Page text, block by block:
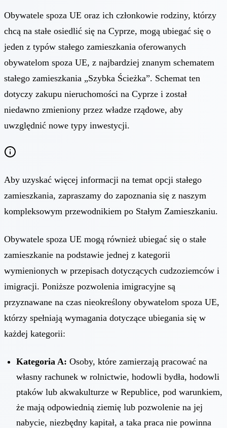
Obywatele spoza UE oraz ich członkowie rodziny, którzy
chcą na stałe osiedlić się na Cyprze, mogą ubiegać się o
jeden z typów stałego zamieszkania oferowanych
obywatelom spoza UE, z najbardziej znanym schematem
stałego zamieszkania „Szybka Ścieżka”. Schemat ten
dotyczy zakupu nieruchomości na Cyprze i został
niedawno zmieniony przez władze rządowe, aby
uwzględnić nowe typy inwestycji.
Aby uzyskać więcej informacji na temat opcji stałego
zamieszkania, zapraszamy do zapoznania się z naszym
kompleksowym przewodnikiem po Stałym Zamieszkaniu.
Obywatele spoza UE mogą również ubiegać się o stałe
zamieszkanie na podstawie jednej z kategorii
wymienionych w przepisach dotyczących cudzoziemców i
imigracji. Poniższe pozwolenia imigracyjne są
przyznawane na czas nieokreślony obywatelom spoza UE,
którzy spełniają wymagania dotyczące ubiegania się w
każdej kategorii:
Kategoria A: Osoby, które zamierzają pracować na
własny rachunek w rolnictwie, hodowli bydła, hodowli
ptaków lub akwakulturze w Republice, pod warunkiem,
że mają odpowiednią ziemię lub pozwolenie na jej
nabycie, niezbędny kapitał, a taka praca nie powinna